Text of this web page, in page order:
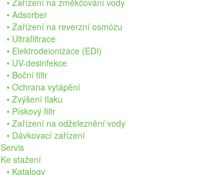
Zařízení na změkčování vody
Adsorber
Zařízení na reverzní osmózu
Ultrafiltrace
Elektrodeionizace (EDI)
UV-desinfekce
Boční filtr
Ochrana vytápění
Zvýšení tlaku
Pískový filtr
Zařízení na odželeznění vody
Dávkovací zařízení
Servis
Ke stažení
Katalogy